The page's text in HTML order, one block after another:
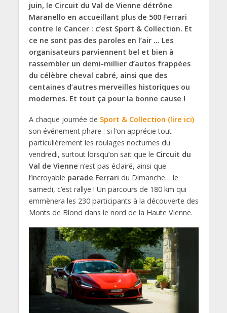
juin, le Circuit du Val de Vienne détrône
Maranello en accueillant plus de 500 Ferrari
contre le Cancer : c’est Sport & Collection. Et
ce ne sont pas des paroles en l’air … Les
organisateurs parviennent bel et bien à
rassembler un demi-millier d’autos frappées
du célèbre cheval cabré, ainsi que des
centaines d’autres merveilles historiques ou
modernes. Et tout ça pour la bonne cause !
A chaque journée de Sport & Collection (lire ici)
son événement phare : si l’on apprécie tout
particulièrement les roulages nocturnes du
vendredi, surtout lorsqu’on sait que le Circuit du
Val de Vienne n’est pas éclairé, ainsi que
l’incroyable parade Ferrari du Dimanche… le
samedi, c’est rallye ! Un parcours de 180 km qui
emmènera les 230 participants à la découverte des
Monts de Blond dans le nord de la Haute Vienne.